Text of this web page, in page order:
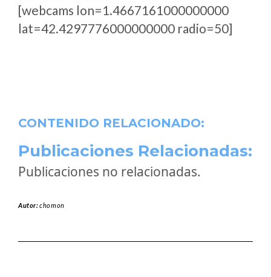
[webcams lon=1.4667161000000000
lat=42.4297776000000000 radio=50]
CONTENIDO RELACIONADO:
Publicaciones Relacionadas:
Publicaciones no relacionadas.
Autor:chomon